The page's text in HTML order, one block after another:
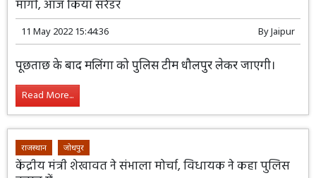
मांगी, आज किया सरेंडर
11 May 2022 15:44:36 ByJaipur
पूछताछ के बाद मलिंगा को पुलिस टीम धौलपुर लेकर जाएगी।
Read More...
राजस्थान जोधपुर
केंद्रीय मंत्री शेखावत ने संभाला मोर्चा, विधायक ने कहा पुलिस